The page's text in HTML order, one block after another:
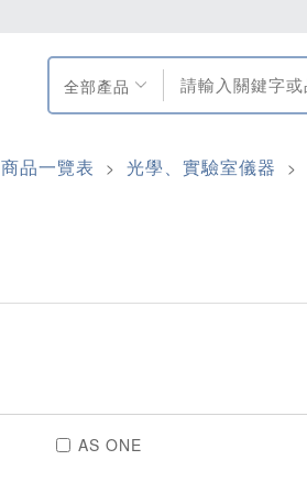
全部產品
商品一覽表 > 光學、實驗室儀器 >
AS ONE